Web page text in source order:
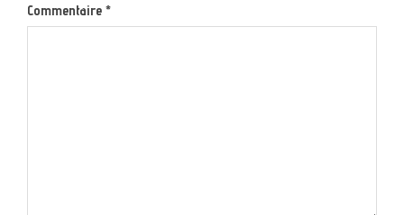
Commentaire *